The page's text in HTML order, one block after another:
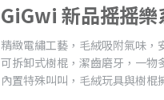
GiGwi 新品摇摇
精緻電繡工藝，毛絨吸附氣味，
可拆卸式樹棍，潔齒磨牙，一物
內置特殊叫叫，毛絨玩具與樹棍